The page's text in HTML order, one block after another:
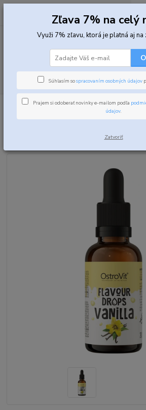
Fitness potraviny Bezkalorické sirupy
Ostrovit Flavour
Zľava 7% na celý
Využi 7% zľavu, ktorá je platná aj
Súhlasím sospracovaním osobných údajov
Prajem si odoberať novinky e-mailom podľa
údajov.
Zatvoriť